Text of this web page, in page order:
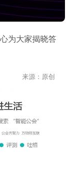
为大家揭晓答
来源：原创